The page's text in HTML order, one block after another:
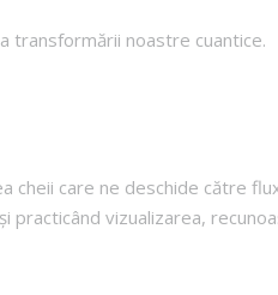
transformării noastre cuantice.
care ne deschide către
practicând vizualizarea,